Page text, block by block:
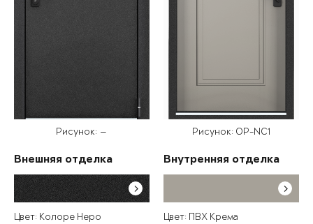
Рисунок: —
Внешняя отделка
Цвет: Колоре Неро
Рисунок: OP-NC1
Внутренняя отделка
Цвет: ПВХ Крема